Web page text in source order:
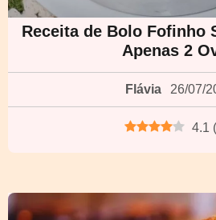
Receita de Bolo Fofinho
Apenas 2
Flávia 26/07/
4.1 (